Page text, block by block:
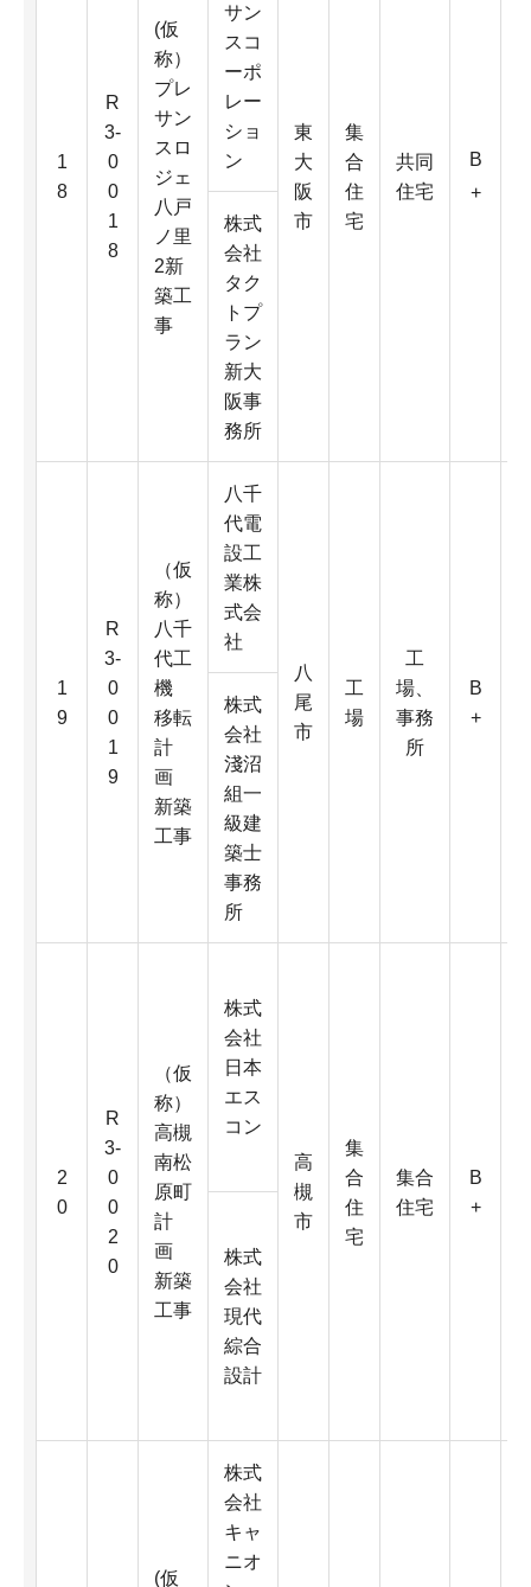
1
8
R
3-
0
0
1
8
(仮
称）
プレ
サン
スロ
ジェ
八戸
ノ里
2新
築工
事
サン
スコ
ーポ
レー
ショ
ン
東
大
阪
市
集
合
住
宅
共同
住宅
B
+
株式
会社
タク
トプ
ラン
新大
阪事
務所
1
9
R
3-
0
0
1
9
（仮
称）
八千
代工
機
移転
計
画
新築
工事
八千
代電
設工
業株
式会
社
八
尾
市
工
場
工
場、
事務
所
B
+
株式
会社
淺沼
組一
級建
築士
事務
所
2
0
R
3-
0
0
2
0
（仮
称）
高槻
南松
原町
計
画
新築
工事
株式
会社
日本
エス
コン
高
槻
市
集
合
住
宅
集合
住宅
B
+
株式
会社
現代
綜合
設計
(仮
株式
会社
キャ
ニオ